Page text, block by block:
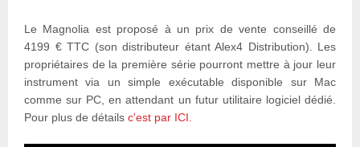
Le Magnolia est proposé à un prix de vente conseillé de
4199 € TTC (son distributeur étant Alex4 Distribution). Les
propriétaires de la première série pourront mettre à jour leur
instrument via un simple exécutable disponible sur Mac
comme sur PC, en attendant un futur utilitaire logiciel dédié.
Pour plus de détails c'est par ICI.